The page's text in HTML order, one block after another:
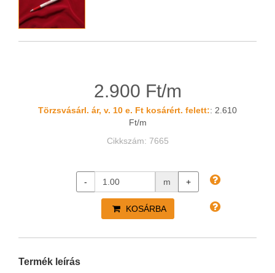
2.900 Ft/m
Törzsvásárl. ár, v. 10 e. Ft kosárért. felett:: 2.610
Ft/m
Cikkszám: 7665
- m +
KOSÁRBA
Termék leírás